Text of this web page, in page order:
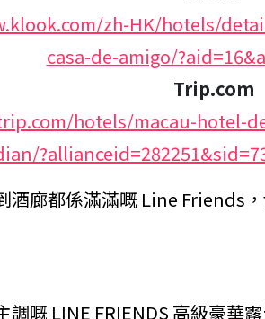
zh-HK/hotels/
casa-de-amigo/
Trip.com
hotels/macau-hotel-
廊都係滿滿嘅 Line Friends，
嘅 LINE FRIENDS 高級豪華